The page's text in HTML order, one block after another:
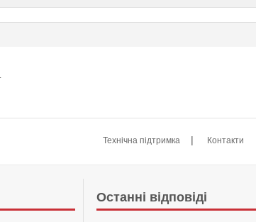
Технічна підтримка | Контакти
Останні відповіді